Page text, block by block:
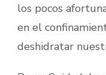
los pocos
en el
deshidratar